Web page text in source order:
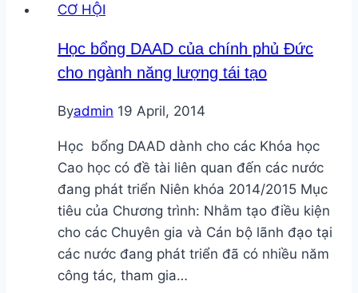
tuyển
cán
án
Năng
lượng
sạch
CƠ HỘI
Học bổng DAAD của chính phủ Đức
cho ngành năng lượng tái tạo
Byadmin 19 April, 2014
Học bổng DAAD dành cho các Khóa học
Cao học có đề tài liên quan đến các nước
đang phát triển Niên khóa 2014/2015 Mục
tiêu của Chương trình: Nhằm tạo điều kiện
cho các Chuyên gia và Cán bộ lãnh đạo tại
các nước đang phát triển đã có nhiều năm
công tác, tham gia…